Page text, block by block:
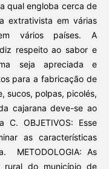
qual engloba cerca de
extrativista em várias
vários países. A
respeito ao sabor e
seja apreciada e
para a fabricação de
sucos, polpas, picolés,
cajarana deve-se ao
OBJETIVOS: Esse
as características
METODOLOGIA: As
rural do município de